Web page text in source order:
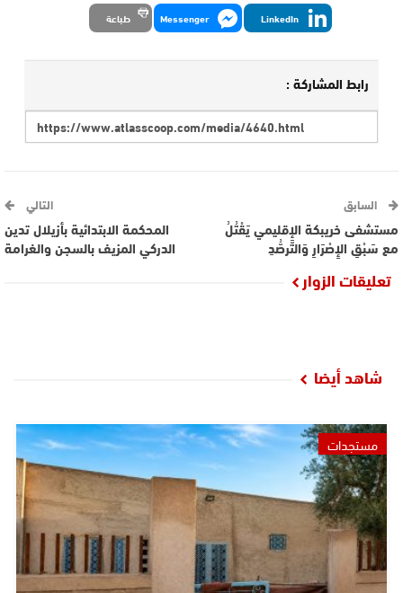
LinkedIn
Messenger طباعة
رابط المشاركة :
السابق
مستشفى خريبكة الإقليمي يَقْتُلُ
مع سَبْقِ الإِصْرَارِ وَالتَّرصُّدِ
التالي
المحكمة الابتدائية بأزيلال تدين
الدركي المزيف بالسجن والغرامة
تعليقات الزوار
شاهد أيضا
مستجدات